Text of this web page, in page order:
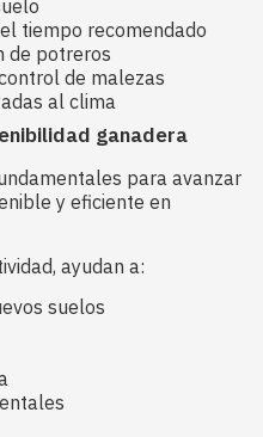
tiempo recomendado
de potreros
de malezas
al clima
ganadera
para avanzar
y eficiente en
ayudan a:
suelos